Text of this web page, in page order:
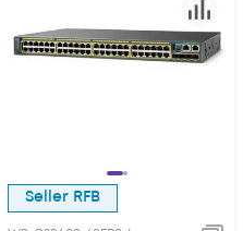
Seller RFB